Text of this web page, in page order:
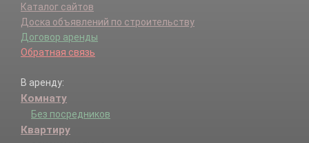
Кумторкалинский р-н.
Курахский р-н.
Лакский р-н.
Левашинский р-н.
Махачкала г.
Новолакский р-н.
Ногайский р-н.
Рутульский р-н.
Каталог сайтов
Доска объявлений по строительству
Договор аренды
Обратная связь
В аренду:
Комнату
Без посредников
Квартиру